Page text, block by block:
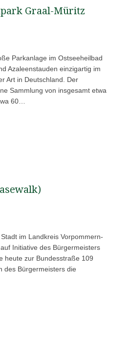
Graal-Müritz
Parkanlage im Ostseeheilbad
Azaleenstauden einzigartig im
Art in Deutschland. Der
Sammlung von insgesamt etwa
60…
im Landkreis Vorpommern-
Initiative des Bürgermeisters
heute zur Bundesstraße 109
des Bürgermeisters die